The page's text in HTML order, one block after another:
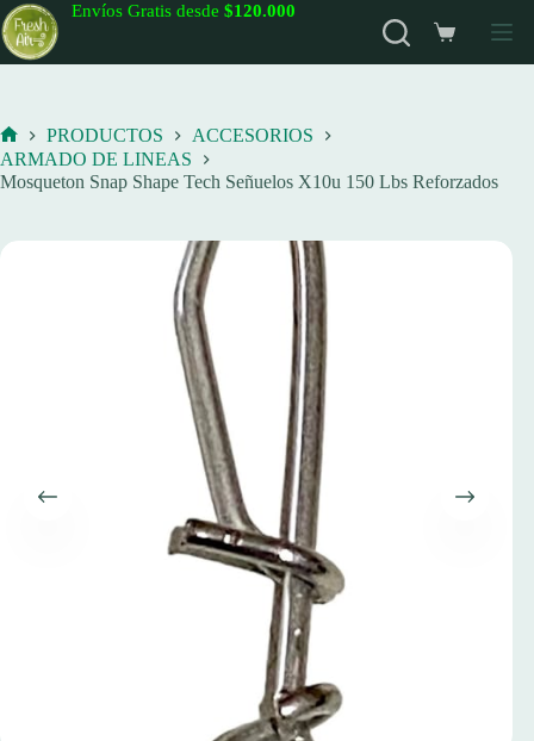
Saltar
al
contenido
Envíos Gratis desde $120.000
Carro
de
Inicio
PRODUCTOS
ACCESORIOS
ARMADO DE LINEAS
Mosqueton Snap Shape Tech Señuelos X10u 150 Lbs Reforzados